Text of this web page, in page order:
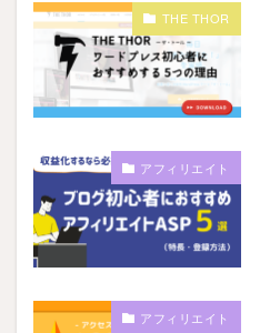
THE THOR
アフィリエイト
アフィリエイト